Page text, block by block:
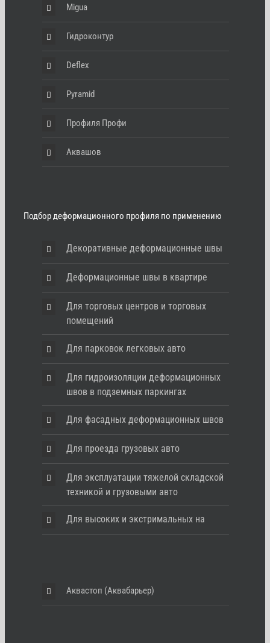
Migua
Гидроконтур
Deflex
Pyramid
Профиля Профи
Аквашов
Подбор деформационного профиля по применению
Декоративные деформационные швы
Деформационные швы в квартире
Для торговых центров и торговых
помещений
Для парковок легковых авто
Для гидроизоляции деформационных
швов в подземных паркингах
Для фасадных деформационных швов
Для проезда грузовых авто
Для эксплуатации тяжелой складской
техникой и грузовыми авто
Для высоких и экстримальных на
Аквастоп (Аквабарьер)